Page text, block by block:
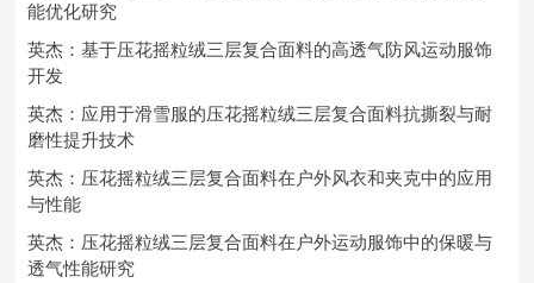
能优化研究
英杰：基于压花摇粒绒三层复合面料的高透气防风运动服饰
开发
英杰：应用于滑雪服的压花摇粒绒三层复合面料抗撕裂与耐
磨性提升技术
英杰：压花摇粒绒三层复合面料在户外风衣和夹克中的应用
与性能
英杰：压花摇粒绒三层复合面料在户外运动服饰中的保暖与
透气性能研究